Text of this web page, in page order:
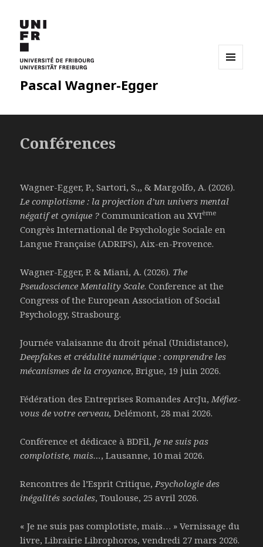
Pascal Wagner-Egger
Conférences
Wagner-Egger, P., Sartori, S.,, & Margolfo, A. (2026).
Le complotisme : la projection d’un univers mental
négatif et cynique ? Communication au XVIème
Congrès International de Psychologie Sociale en
Langue Française (ADRIPS), Aix-en-Provence.
Wagner-Egger, P. & Miani, A. (2026). The
Pseudoscience Mentality Scale. Conference at the
Congress of the European Association of Social
Psychology, Strasbourg.
Journée valaisanne du droit pénal (Unidistance),
Deepfakes et crédulité numérique : comprendre les
mécanismes de la croyance, Brigue, 19 juin 2026.
Fédération des Entreprises Romandes ArcJu,Méfiez-
vous de votre cerveau, Delémont, 28 mai 2026.
Conférence et dédicace à BDFil, Je ne suis pas
complotiste, mais…, Lausanne, 10 mai 2026.
Rencontres de l’Esprit Critique,Psychologie des
inégalités sociales, Toulouse, 25 avril 2026.
« Je ne suis pas complotiste, mais… » Vernissage du
livre, Librairie Librophoros, vendredi 27 mars 2026.